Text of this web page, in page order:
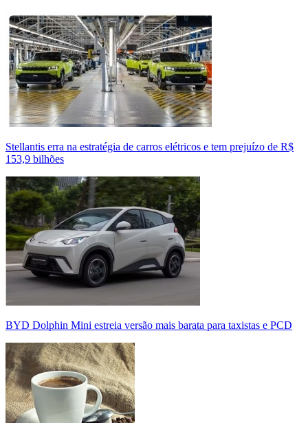
Stellantis erra na estratégia de carros elétricos e tem prejuízo de R$
153,9 bilhões
BYD Dolphin Mini estreia versão mais barata para taxistas e PCD